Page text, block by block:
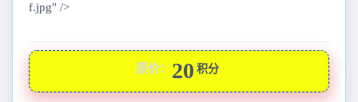
f.jpg" />
原价： 20 积分